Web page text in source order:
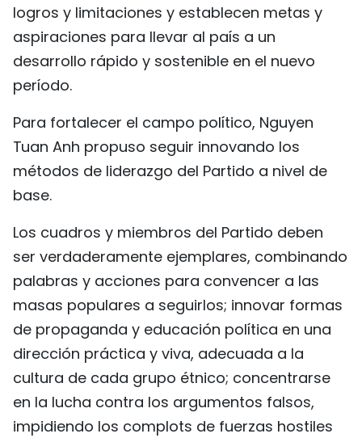
logros y limitaciones y establecen metas y
aspiraciones para llevar al país a un
desarrollo rápido y sostenible en el nuevo
período.
Para fortalecer el campo político, Nguyen
Tuan Anh propuso seguir innovando los
métodos de liderazgo del Partido a nivel de
base.
Los cuadros y miembros del Partido deben
ser verdaderamente ejemplares, combinando
palabras y acciones para convencer a las
masas populares a seguirlos; innovar formas
de propaganda y educación política en una
dirección práctica y viva, adecuada a la
cultura de cada grupo étnico; concentrarse
en la lucha contra los argumentos falsos,
impidiendo los complots de fuerzas hostiles